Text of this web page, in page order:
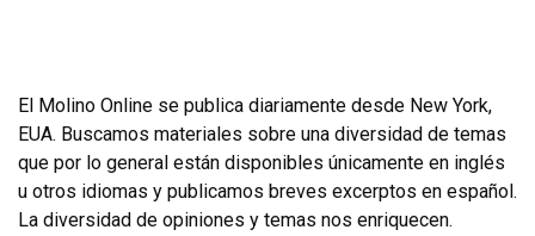
El Molino Online se publica diariamente desde New York,
EUA. Buscamos materiales sobre una diversidad de temas
que por lo general están disponibles únicamente en inglés
u otros idiomas y publicamos breves excerptos en español.
La diversidad de opiniones y temas nos enriquecen.